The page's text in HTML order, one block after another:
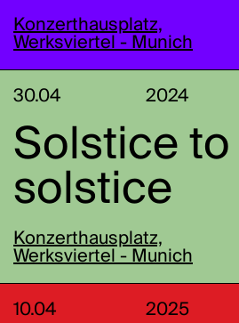
Konzerthausplatz,
Werksviertel - Munich
30.04 2024
Solstice to
solstice
Konzerthausplatz,
Werksviertel - Munich
10.04 2025